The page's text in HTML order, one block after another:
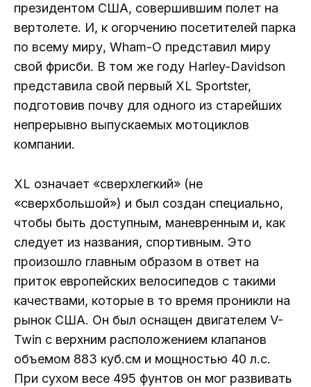
президентом США, совершившим полет на
вертолете. И, к огорчению посетителей парка
по всему миру, Wham-O представил миру
свой фрисби. В том же году Harley-Davidson
представила свой первый XL Sportster,
подготовив почву для одного из старейших
непрерывно выпускаемых мотоциклов
компании.
XL означает «сверхлегкий» (не
«сверхбольшой») и был создан специально,
чтобы быть доступным, маневренным и, как
следует из названия, спортивным. Это
произошло главным образом в ответ на
приток европейских велосипедов с такими
качествами, которые в то время проникли на
рынок США. Он был оснащен двигателем V-
Twin с верхним расположением клапанов
объемом 883 куб.см и мощностью 40 л.с.
При сухом весе 495 фунтов он мог развивать